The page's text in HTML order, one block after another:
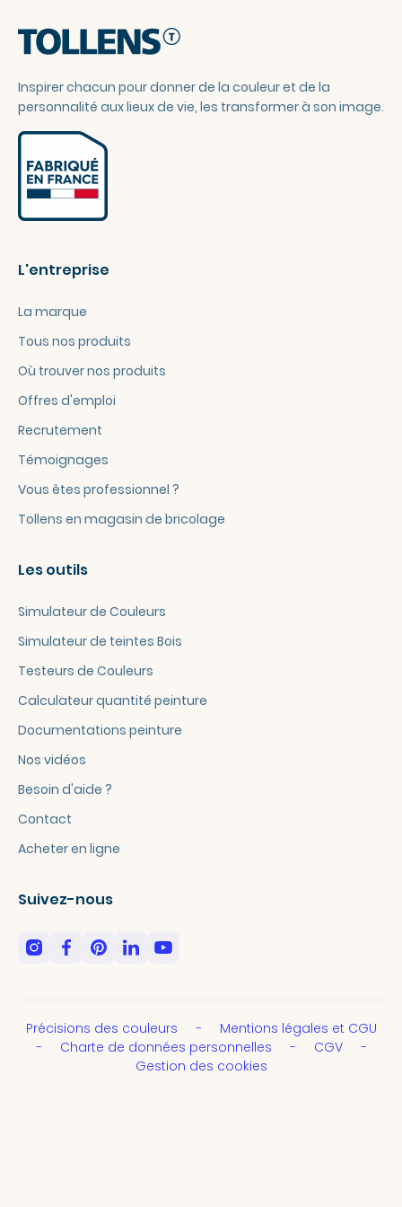
Inspirer chacun pour donner de la couleur et de la
personnalité aux lieux de vie, les transformer à son image.
L'entreprise
La marque
Tous nos produits
Où trouver nos produits
Offres d'emploi
Recrutement
Témoignages
Vous êtes professionnel ?
Tollens en magasin de bricolage
Les outils
Simulateur de Couleurs
Simulateur de teintes Bois
Testeurs de Couleurs
Calculateur quantité peinture
Documentations peinture
Nos vidéos
Besoin d'aide ?
Contact
Acheter en ligne
Suivez-nous
Précisions des couleurs
Mentions légales et CGU
Charte de données personnelles
CGV
Gestion des cookies